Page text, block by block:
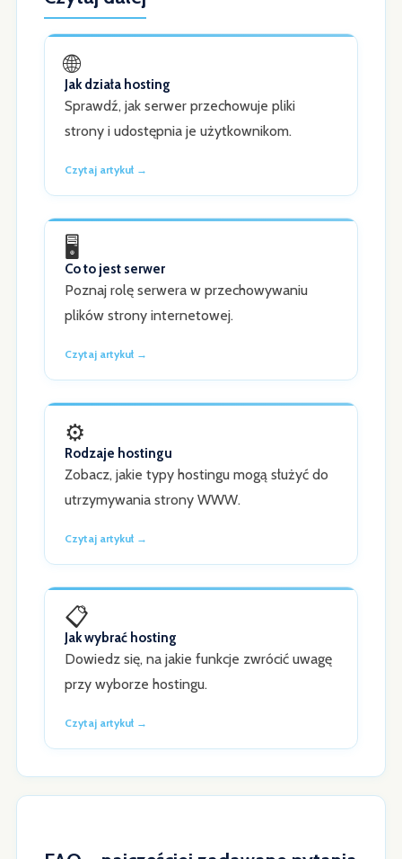
🌐
Jak działa hosting
Sprawdź, jak serwer przechowuje pliki
strony i udostępnia je użytkownikom.
Czytaj artykuł →
🖥️
Co to jest serwer
Poznaj rolę serwera w przechowywaniu
plików strony internetowej.
Czytaj artykuł →
⚙️
Rodzaje hostingu
Zobacz, jakie typy hostingu mogą służyć do
utrzymywania strony WWW.
Czytaj artykuł →
📋
Jak wybrać hosting
Dowiedz się, na jakie funkcje zwrócić uwagę
przy wyborze hostingu.
Czytaj artykuł →